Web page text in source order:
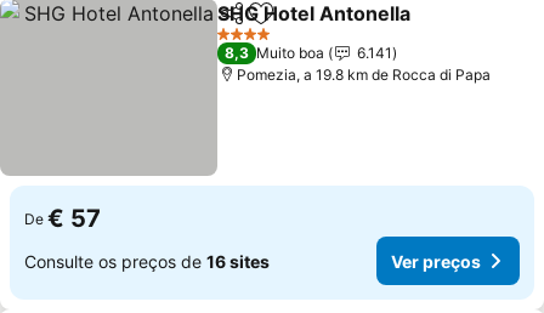
PartilharAdicionar aos favoritos
SHG Hotel Antonella
4 Estrelas
8,3 Muito boa
6.141
Pomezia, a 19.8 km de Rocca di Papa
De € 57
Consulte os preços de 16 sites Ver preços